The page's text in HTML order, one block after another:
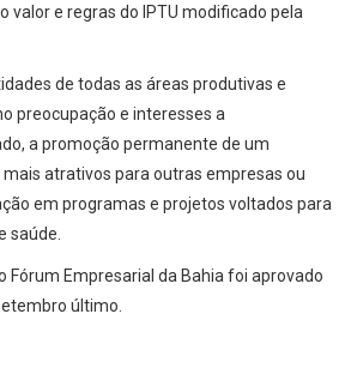
valor e regras do IPTU modificado pela
de todas as áreas produtivas e
preocupação e interesses a
a promoção permanente de um
atrativos para outras empresas ou
em programas e projetos voltados para
saúde.
Fórum Empresarial da Bahia foi aprovado
último.